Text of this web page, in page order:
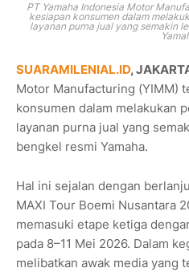
PT Yamaha Indonesia Motor
kesiapan konsumen dalam
layanan purna jual yang semakin
SUARAMILENIAL.ID,
Motor Manufacturing (YIMM)
konsumen dalam melakukan
layanan purna jual yang
bengkel resmi Yamaha.
Hal ini sejalan dengan
MAXI Tour Boemi Nusantara
memasuki etape ketiga
pada 8–11 Mei 2026. Dalam
melibatkan awak media yang